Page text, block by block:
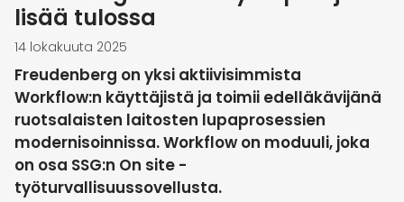
lisää tulossa
14 lokakuuta 2025
Freudenberg on yksi aktiivisimmista
Workflow:n käyttäjistä ja toimii edelläkävijänä
ruotsalaisten laitosten lupaprosessien
modernisoinnissa. Workflow on moduuli, joka
on osa SSG:n On site -
työturvallisuussovellusta.